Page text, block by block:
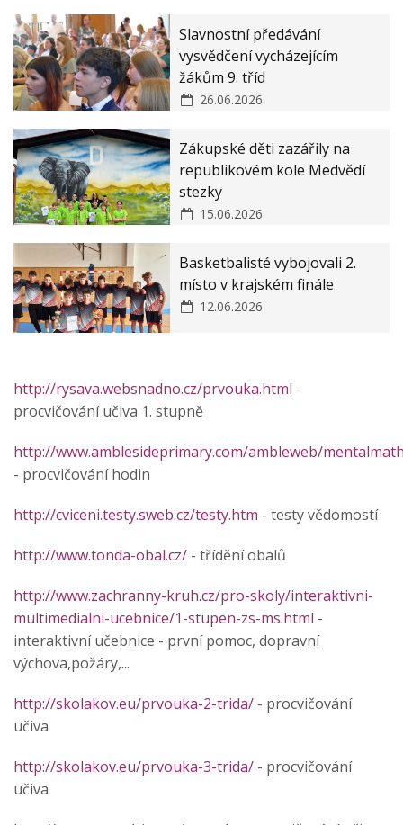
Slavnostní předávání
vysvědčení vycházejícím
žákům 9. tříd
26.06.2026
Zákupské děti zazářily na
republikovém kole Medvědí
stezky
15.06.2026
Basketbalisté vybojovali 2.
místo v krajském finále
12.06.2026
http://rysava.websnadno.cz/prvouka.html -
procvičování učiva 1. stupně
http://www.amblesideprimary.com/ambleweb/
- procvičování hodin
http://cviceni.testy.sweb.cz/testy.htm - testy vědomostí
http://www.tonda-obal.cz/ - třídění obalů
http://www.zachranny-kruh.cz/pro-skoly/interaktivni-
multimedialni-ucebnice/1-stupen-zs-ms.html -
interaktivní učebnice - první pomoc, dopravní
výchova,požáry,...
http://skolakov.eu/prvouka-2-trida/ - procvičování
učiva
http://skolakov.eu/prvouka-3-trida/ - procvičování
učiva